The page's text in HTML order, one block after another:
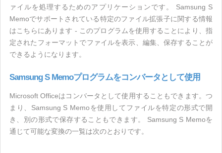
ァイルを処理するためのアプリケーションです。 Samsung S
Memoでサポートされている特定のファイル拡張子に関する情報
はこちらにあります - このプログラムを使用することにより、指
定されたフォーマットでファイルを表示、編集、保存することが
できるようになります。
Samsung S Memoプログラムをコンバータとして使用
Microsoft Officeはコンバータとして使用することもできます。つ
まり、Samsung S Memoを使用してファイルを特定の形式で開
き、別の形式で保存することもできます。 Samsung S Memoを
通じて可能な変換の一覧は次のとおりです。